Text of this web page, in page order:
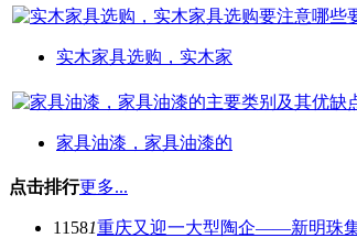
实木家具选购，实木家
家具油漆，家具油漆的
点击排行更多...
11581重庆又迎一大型陶企——新明珠